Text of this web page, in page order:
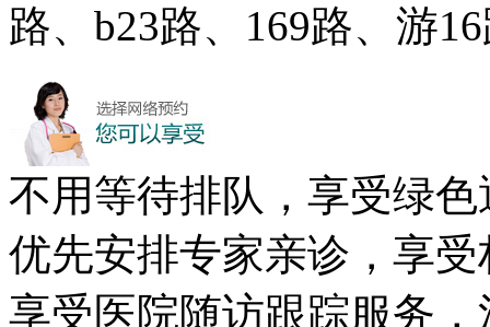
路、b23路、169路、游
不用等待排队，享受绿
优先安排专家亲诊，享
享受医院随访跟踪服务